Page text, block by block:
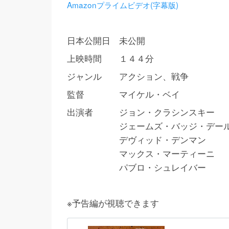
Amazonプライムビデオ(字幕版)
日本公開日 未公開
上映時間 １４４分
ジャンル アクション、戦争
監督 マイケル・ベイ
出演者 ジョン・クラシンスキー
ジェームズ・バッジ・デー
デヴィッド・デンマン
マックス・マーティーニ
パブロ・シュレイバー
※予告編が視聴できます